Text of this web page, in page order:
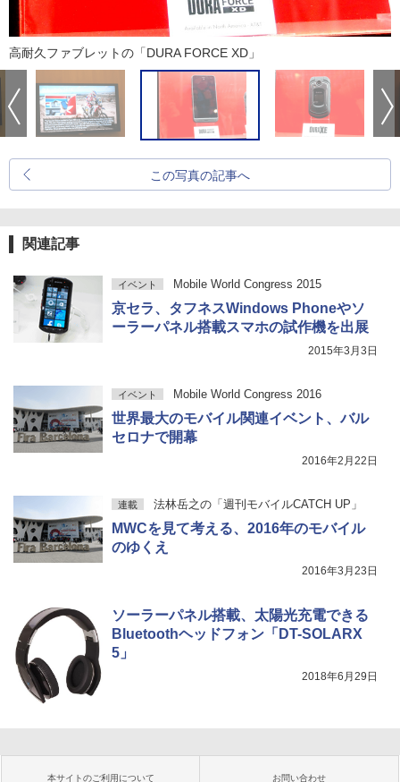
高耐久ファブレットの「DURA FORCE XD」
この写真の記事へ
関連記事
イベント Mobile World Congress 2015
京セラ、タフネスWindows Phoneやソ
ーラーパネル搭載スマホの試作機を出展
2015年3月3日
イベント Mobile World Congress 2016
世界最大のモバイル関連イベント、バル
セロナで開幕
2016年2月22日
連載 法林岳之の「週刊モバイルCATCH UP」
MWCを見て考える、2016年のモバイル
のゆくえ
2016年3月23日
ソーラーパネル搭載、太陽光充電できる
Bluetoothヘッドフォン「DT-SOLARX
5」
2018年6月29日
本サイトのご利用について お問い合わせ